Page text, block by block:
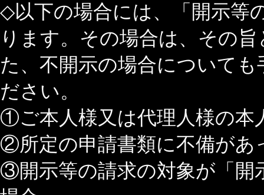
◇以下の場合には、「開示等
ります。その場合は、その
た、不開示の場合について
ださい。
①ご本人様又は代理人様の本
②所定の申請書類に不備があ
③開示等の請求の対象が「